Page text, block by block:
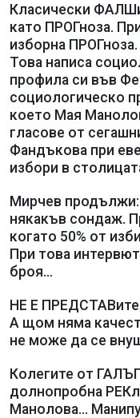
Класически
като ПРОГноза.
изборна
Това написа
профила си във
социологическо
което Мая
гласове от
Фандъкова при
избори в
Мирчев
някакъв сондаж.
когато 50% от
При това
броя...
НЕ Е
А щом няма
не може да се
Колегите от
долнопробна
Манолова...